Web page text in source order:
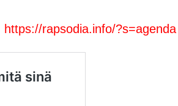
https://rapsodia.info/?s=agenda